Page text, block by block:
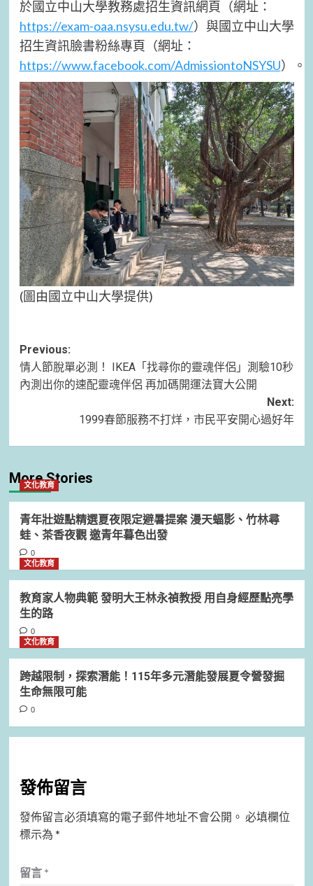
於國立中山大學教務處招生資訊網頁（網址：
https://exam-oaa.nsysu.edu.tw/）與國立中山大學
招生資訊臉書粉絲專頁（網址：
https://www.facebook.com/AdmissiontoNSYSU）。
(圖由國立中山大學提供)
Post
navigation
Previous:
情人節脫單必測！ IKEA「找尋你的靈魂伴侶」測驗10秒
內測出你的速配靈魂伴侶 再加碼開運法寶大公開
Next:
1999春節服務不打烊，市民平安開心過好年
More Stories
文化教育
青年壯遊點精選夏夜限定避暑提案 漫天蝠影、竹林尋
蛙、茶香夜觀 邀青年暮色出發
0
文化教育
教育家人物典範 發明大王林永禎教授 用自身經歷點亮學
生的路
0
文化教育
跨越限制，探索潛能！115年多元潛能發展夏令營發掘
生命無限可能
0
發佈留言
發佈留言必須填寫的電子郵件地址不會公開。 必填欄位
標示為 *
留言 *